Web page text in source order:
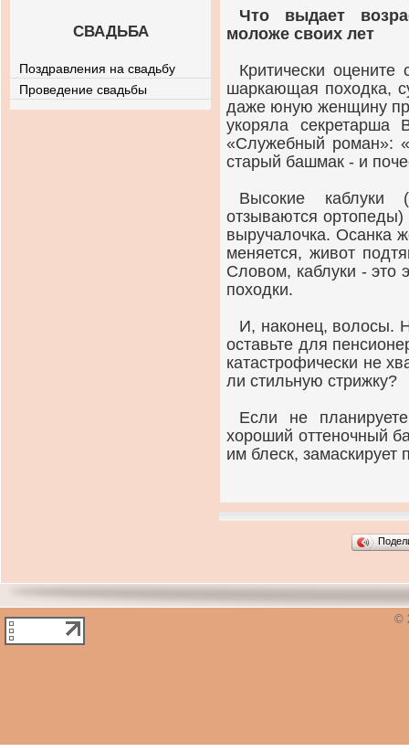
Что выдает
моложе своих лет
Критически
шаркающая походка,
даже юную женщину
укоряла секретарша
«Служебный роман»:
старый башмак - и
Высокие каблуки
отзываются
выручалочка. Осанка
меняется, живот
Словом, каблуки - это
походки.
И, наконец, волосы.
оставьте для
катастрофически не
ли стильную стрижку?
Если не
хороший оттеночный
им блеск, замаскирует
СВАДЬБА
Поздравления на свадьбу
Проведение свадьбы
©